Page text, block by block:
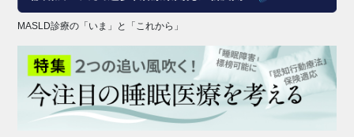
MASLD診療の「いま」と「これから」